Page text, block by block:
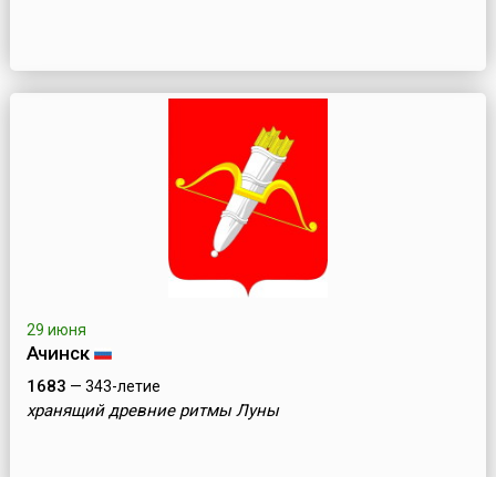
29 июня
Ачинск
1683 — 343-летие
хранящий древние ритмы Луны